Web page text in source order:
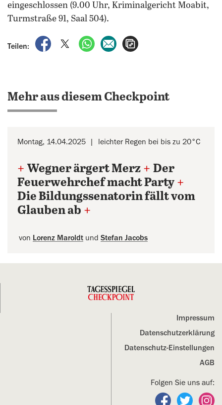
eingeschlossen (9.00 Uhr, Kriminalgericht Moabit,
Turmstraße 91, Saal 504).
Teilen:
auf Facebook teilen
auf X teilenper WhatsApp teilen
per E-Mail teilen
Mehr aus diesem Checkpoint
Montag, 14.04.2025 leichter Regen bei bis zu 20°C
+ Wegner ärgert Merz + Der
Feuerwehrchef macht Party +
Die Bildungssenatorin fällt vom
Glauben ab +
von Lorenz Maroldt und Stefan Jacobs
Impressum
Datenschutz­erklärung
Datenschutz-Einstellungen
AGB
Folgen Sie uns auf:
Folgen Sie